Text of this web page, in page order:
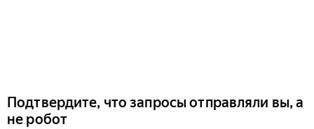
Подтвердите, что запросы отправляли вы, а
не робот